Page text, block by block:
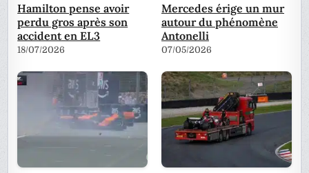
Hamilton pense avoir
perdu gros après son
accident en EL3
18/07/2026
Mercedes érige un mur
autour du phénomène
Antonelli
07/05/2026